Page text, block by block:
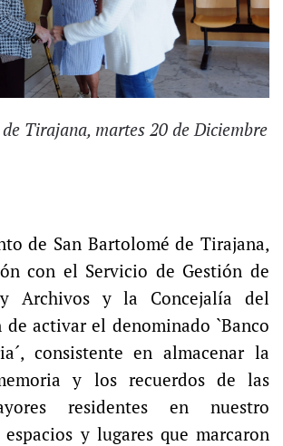
Tirajana, martes 20 de Diciembre
de San Bartolomé de Tirajana,
con el Servicio de Gestión de
y Archivos y la Concejalía del
de activar el denominado `Banco
consistente en almacenar la
y los recuerdos de las
residentes en nuestro
y lugares que marcaron